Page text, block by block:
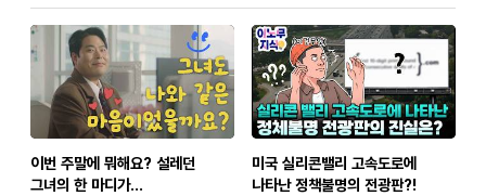
글로벌 기업들이 이렇게까지 채용에 공을 들이는 이유는 뭘까요?
정답은 기업과 완벽하게 맞는 맞춤형 전문가를 찾기
위해서입니다.
글로벌 기업들 처럼 기업과 맞는 인재와의 연결이 중요해진 지금,
고용노동부도 전략적으로 접근합니다.
바로 전국 1개 거점에 지역산업특화고용센터를 세운 건데요.
일반적인 취업 지원 기업 상담을 넘어 지역의 특성,
이번 주말에 뭐해요? 설레던
그녀의 한 마디가...
미국 실리콘밸리 고속도로에
나타난 정책불명의 전광판?!